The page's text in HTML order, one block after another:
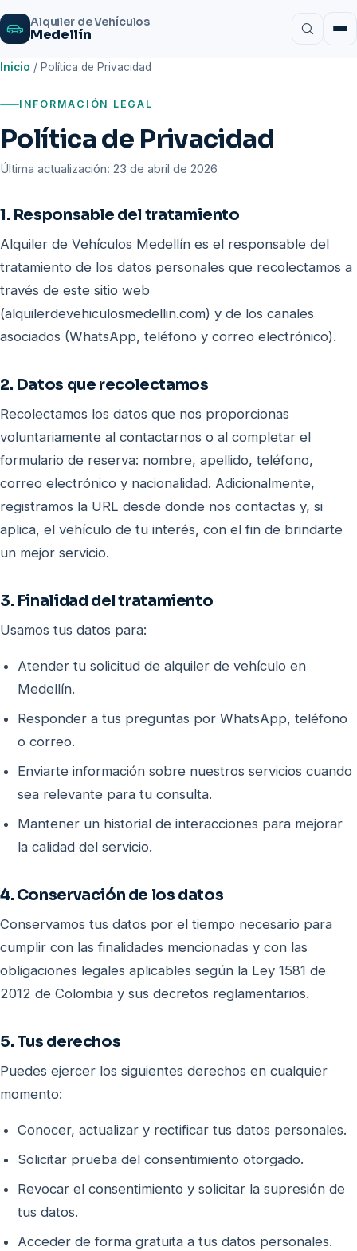
Alquiler de Vehículos
Medellín
Inicio / Política de Privacidad
INFORMACIÓN LEGAL
Política de Privacidad
Última actualización: 23 de abril de 2026
1. Responsable del tratamiento
Alquiler de Vehículos Medellín es el responsable del
tratamiento de los datos personales que recolectamos a
través de este sitio web
(alquilerdevehiculosmedellin.com) y de los canales
asociados (WhatsApp, teléfono y correo electrónico).
2. Datos que recolectamos
Recolectamos los datos que nos proporcionas
voluntariamente al contactarnos o al completar el
formulario de reserva: nombre, apellido, teléfono,
correo electrónico y nacionalidad. Adicionalmente,
registramos la URL desde donde nos contactas y, si
aplica, el vehículo de tu interés, con el fin de brindarte
un mejor servicio.
3. Finalidad del tratamiento
Usamos tus datos para:
Atender tu solicitud de alquiler de vehículo en
Medellín.
Responder a tus preguntas por WhatsApp, teléfono
o correo.
Enviarte información sobre nuestros servicios cuando
sea relevante para tu consulta.
Mantener un historial de interacciones para mejorar
la calidad del servicio.
4. Conservación de los datos
Conservamos tus datos por el tiempo necesario para
cumplir con las finalidades mencionadas y con las
obligaciones legales aplicables según la Ley 1581 de
2012 de Colombia y sus decretos reglamentarios.
5. Tus derechos
Puedes ejercer los siguientes derechos en cualquier
momento:
Conocer, actualizar y rectificar tus datos personales.
Solicitar prueba del consentimiento otorgado.
Revocar el consentimiento y solicitar la supresión de
tus datos.
Acceder de forma gratuita a tus datos personales.